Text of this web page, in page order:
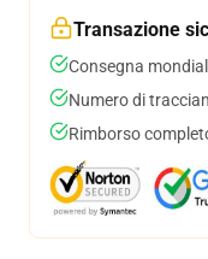
Transazione
Consegna
Numero di
Rimborso